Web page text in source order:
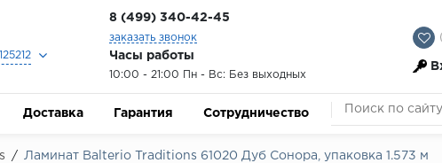
8 (499) 340-42-45
заказать звонок
Часы работы
10:00 - 21:00 Пн - Вс: Без выходных
Доставка Гарантия Сотрудничество
/ Ламинат Balterio Traditions 61020 Дуб Сонора, упаковка 1.573 м